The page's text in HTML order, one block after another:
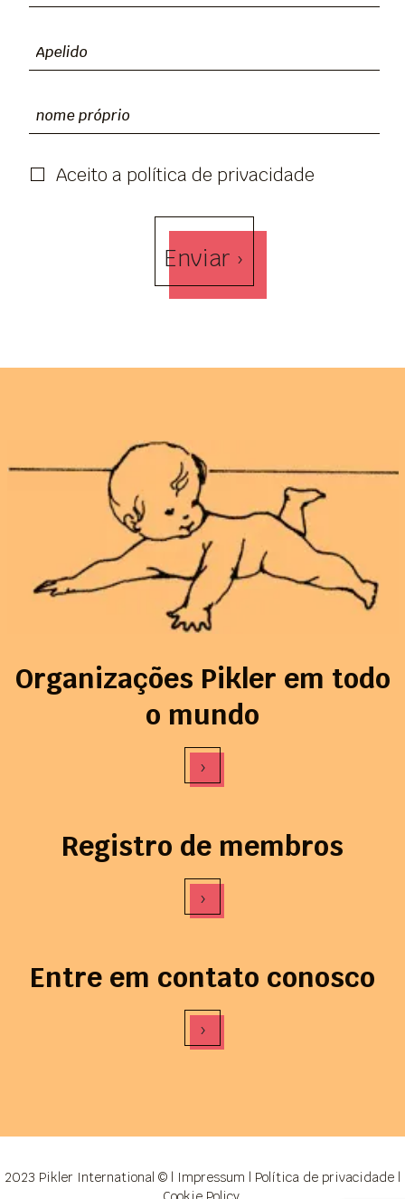
Aceito a política de privacidade
Enviar ›
Organizações Pikler em todo
o mundo
›
Registro de membros
›
Entre em contato conosco
›
2023 Pikler International © | Impressum | Política de privacidade |